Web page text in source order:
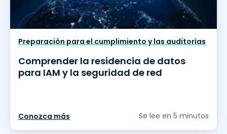
Preparación para el cumplimiento y las auditorías
Comprender la residencia de datos
para IAM y la seguridad de red
Conozca más Se lee en 5 minutos